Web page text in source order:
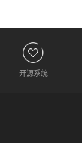
开源系统